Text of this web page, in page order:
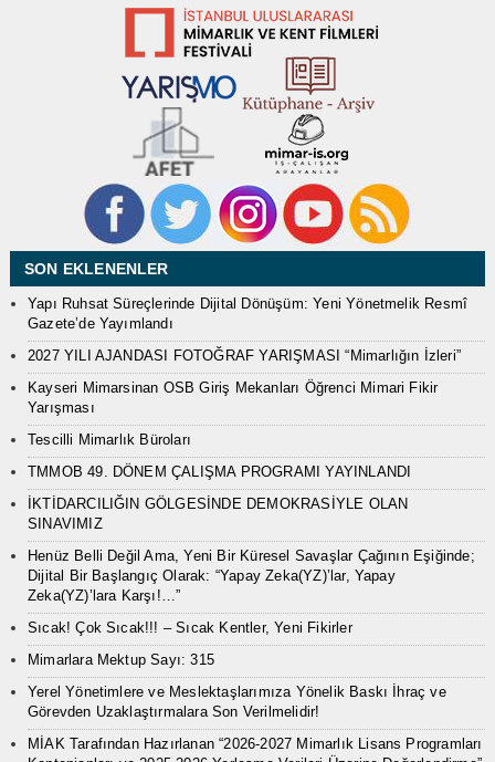
SON EKLENENLER
Yapı Ruhsat Süreçlerinde Dijital Dönüşüm: Yeni Yönetmelik Resmî
Gazete’de Yayımlandı
2027 YILI AJANDASI FOTOĞRAF YARIŞMASI “Mimarlığın İzleri”
Kayseri Mimarsinan OSB Giriş Mekanları Öğrenci Mimari Fikir
Yarışması
Tescilli Mimarlık Büroları
TMMOB 49. DÖNEM ÇALIŞMA PROGRAMI YAYINLANDI
İKTİDARCILIĞIN GÖLGESİNDE DEMOKRASİYLE OLAN
SINAVIMIZ
Henüz Belli Değil Ama, Yeni Bir Küresel Savaşlar Çağının Eşiğinde;
Dijital Bir Başlangıç Olarak: “Yapay Zeka(YZ)’lar, Yapay
Zeka(YZ)’lara Karşı!…”
Sıcak! Çok Sıcak!!! – Sıcak Kentler, Yeni Fikirler
Mimarlara Mektup Sayı: 315
Yerel Yönetimlere ve Meslektaşlarımıza Yönelik Baskı İhraç ve
Görevden Uzaklaştırmalara Son Verilmelidir!
MİAK Tarafından Hazırlanan “2026-2027 Mimarlık Lisans Programları